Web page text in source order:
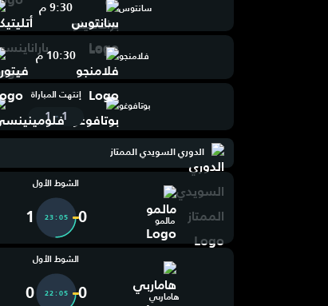
بوتافوغو
إنتهت المباراة
1
-
1
سانتوس 9:30 م
فلامنجو 10:30 م
الدوري السويدي الممتاز
مالمو
الشوط الأول
0
23:05
1
هاماربي
الشوط الأول
0
22:05
0